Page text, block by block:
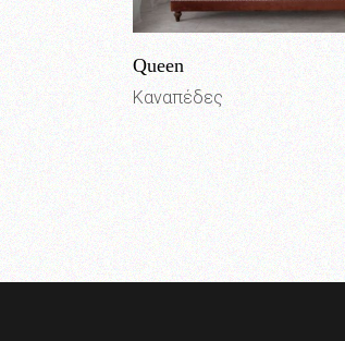
Queen
Καναπέδες